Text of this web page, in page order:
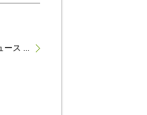
ース ...